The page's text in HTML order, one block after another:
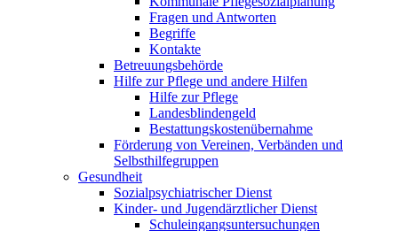
Fragen und Antworten
Begriffe
Kontakte
Betreuungsbehörde
Hilfe zur Pflege und andere Hilfen
Hilfe zur Pflege
Landesblindengeld
Bestattungskosten­übernahme
Förderung von Vereinen, Verbänden und
Selbsthilfegruppen
Gesundheit
Sozialpsychiatrischer Dienst
Kinder- und Jugendärztlicher Dienst
Schuleingangsuntersuchungen